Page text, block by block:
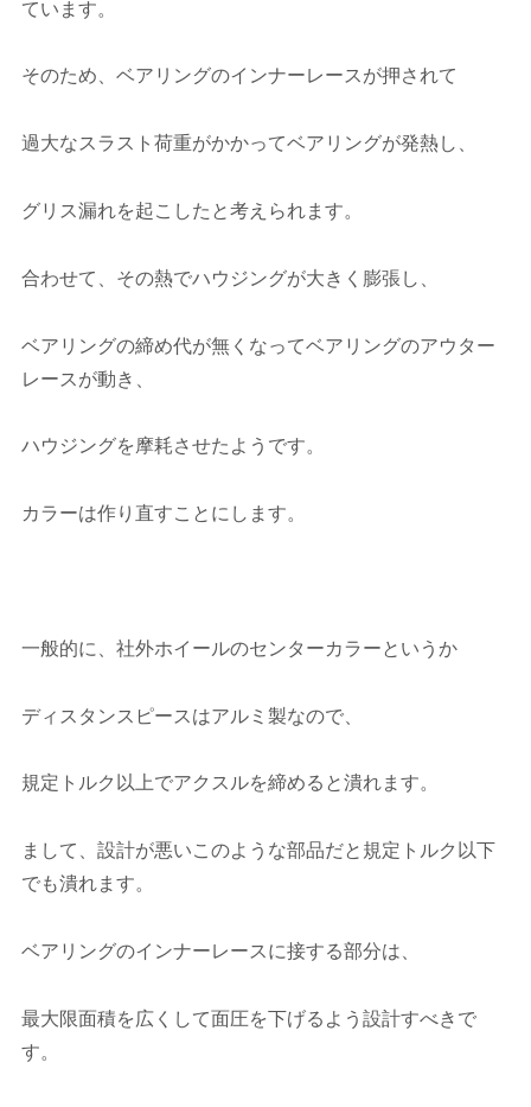
ています。
そのため、ベアリングのインナーレースが押されて
過大なスラスト荷重がかかってベアリングが発熱し、
グリス漏れを起こしたと考えられます。
合わせて、その熱でハウジングが大きく膨張し、
ベアリングの締め代が無くなってベアリングのアウター
レースが動き、
ハウジングを摩耗させたようです。
カラーは作り直すことにします。
一般的に、社外ホイールのセンターカラーというか
ディスタンスピースはアルミ製なので、
規定トルク以上でアクスルを締めると潰れます。
まして、設計が悪いこのような部品だと規定トルク以下
でも潰れます。
ベアリングのインナーレースに接する部分は、
最大限面積を広くして面圧を下げるよう設計すべきで
す。